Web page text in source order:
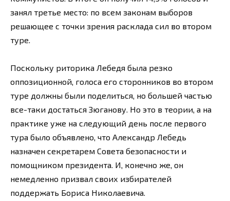
занял третье место: по всем законам выборов
решающее с точки зрения расклада сил во втором
туре.
Поскольку риторика Лебедя была резко
оппозиционной, голоса его сторонников во втором
туре должны были поделиться, но большей частью
все-таки достаться Зюганову. Но это в теории, а на
практике уже на следующий день после первого
тура было объявлено, что Александр Лебедь
назначен секретарем Совета безопасности и
помощником президента. И, конечно же, он
немедленно призвал своих избирателей
поддержать Бориса Николаевича.